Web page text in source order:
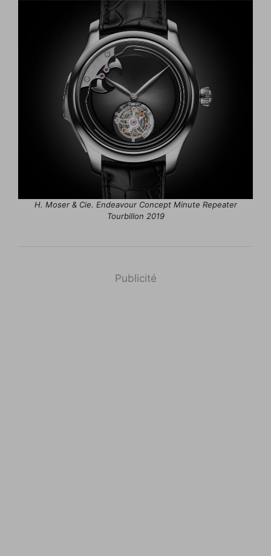
H. Moser & Cie. Endeavour Concept Minute Repeater
Tourbillon 2019
Publicité